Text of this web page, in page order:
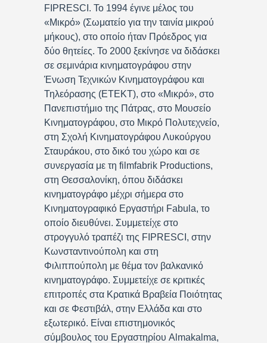
FIPRESCI. Το 1994 έγινε μέλος του
«Μικρό» (Σωματείο για την ταινία μικρού
μήκους), στο οποίο ήταν Πρόεδρος για
δύο θητείες. Το 2000 ξεκίνησε να διδάσκει
σε σεμινάρια κινηματογράφου στην
Ένωση Τεχνικών Κινηματογράφου και
Τηλεόρασης (ΕΤΕΚΤ), στο «Μικρό», στο
Πανεπιστήμιο της Πάτρας, στο Μουσείο
Κινηματογράφου, στο Μικρό Πολυτεχνείο,
στη Σχολή Κινηματογράφου Λυκούργου
Σταυράκου, στο δικό του χώρο και σε
συνεργασία με τη filmfabrik Productions,
στη Θεσσαλονίκη, όπου διδάσκει
κινηματογράφο μέχρι σήμερα στο
Κινηματογραφικό Εργαστήρι Fabula, το
οποίο διευθύνει. Συμμετείχε στο
στρογγυλό τραπέζι της FIPRESCI, στην
Κωνσταντινούπολη και στη
Φιλιππούπολη με θέμα τον βαλκανικό
κινηματογράφο. Συμμετείχε σε κριτικές
επιτροπές στα Κρατικά Βραβεία Ποιότητας
και σε Φεστιβάλ, στην Ελλάδα και στο
εξωτερικό. Είναι επιστημονικός
σύμβουλος του Εργαστηρίου Almakalma,